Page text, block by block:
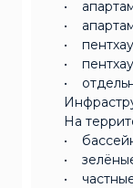
•
•
•
•
•
На
•
•
•